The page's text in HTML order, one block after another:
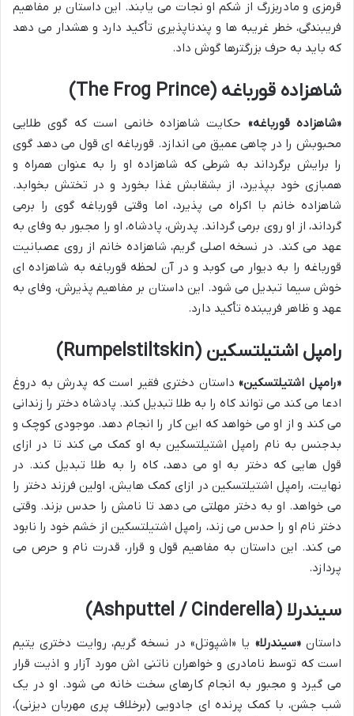
قرمزی و مادربزرگ از شکم او نجات می یابند. این داستان بر مفاهیم
فریبندگی، خطر غریبه ها و پندناپذیری تأکید دارد و هشدار می دهد
که باید به حرف بزرگترها گوش داد.
شاهزاده قورباغه (The Frog Prince)
«شاهزاده قورباغه» حکایت شاهزاده خانمی است که گوی طلایی
محبوبش را در چاهی عمیق می اندازد. قورباغه ای قول می دهد گوی
را برایش برگرداند به شرطی که شاهزاده او را به عنوان همراه و
همبازی خود بپذیرد، از بشقابش غذا بخورد و در تختش بخوابد.
شاهزاده خانم با اکراه می پذیرد، اما وقتی قورباغه گوی را برمی
گرداند، از او روی برمی گرداند. پدرش، پادشاه، او را مجبور به وفای به
عهد می کند. در نسخه اصلی گریم، شاهزاده خانم از روی عصبانیت
قورباغه را به دیوار می کوبد و در آن لحظه قورباغه به شاهزاده ای
خوش سیما تبدیل می شود. این داستان بر مفاهیم پذیرش، وفای به
عهد و ظاهر فریبنده تأکید دارد.
رامپل اشتیلتسکین (Rumpelstiltskin)
«رامپل اشتیلتسکین»داستان دختری فقیر است که پدرش به دروغ
ادعا می کند می تواند کاه را به طلا تبدیل کند. پادشاه دختر را زندانی
می کند و از او می خواهد که این کار را انجام دهد. موجودی کوچک و
بدجنس به نام رامپل اشتیلتسکین به او کمک می کند تا در ازای
قول هایی که دختر به او می دهد، کاه را به طلا تبدیل کند. در
نهایت، رامپل اشتیلتسکین در ازای کمک هایش، اولین فرزند دختر را
می خواهد. او به دختر مهلتی می دهد تا نامش را حدس بزند. وقتی
دختر نام او را حدس می زند، رامپل اشتیلتسکین از خشم خود را نابود
می کند. این داستان به مفاهیم قول و قرار، قدرت نام و حرص می
پردازد.
سیندرلا (Ashputtel / Cinderella)
داستان«سیندرلا» یا «اشپوتل» در نسخه گریم، روایت دختری یتیم
است که توسط نامادری و خواهران ناتنی اش مورد آزار و اذیت قرار
می گیرد و مجبور به انجام کارهای سخت خانه می شود. او در یک
شب جشن، با کمک پرنده ای جادویی (برخلاف پری مهربان دیزنی)،